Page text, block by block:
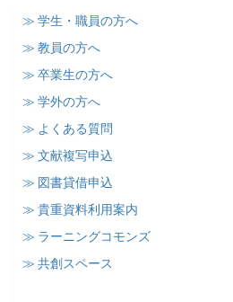
≫ 学生・職員の方へ
≫ 教員の方へ
≫ 卒業生の方へ
≫ 学外の方へ
≫ よくある質問
≫ 文献複写申込
≫ 図書貸借申込
≫ 貴重資料利用案内
≫ ラーニングコモンズ
≫ 共創スペース